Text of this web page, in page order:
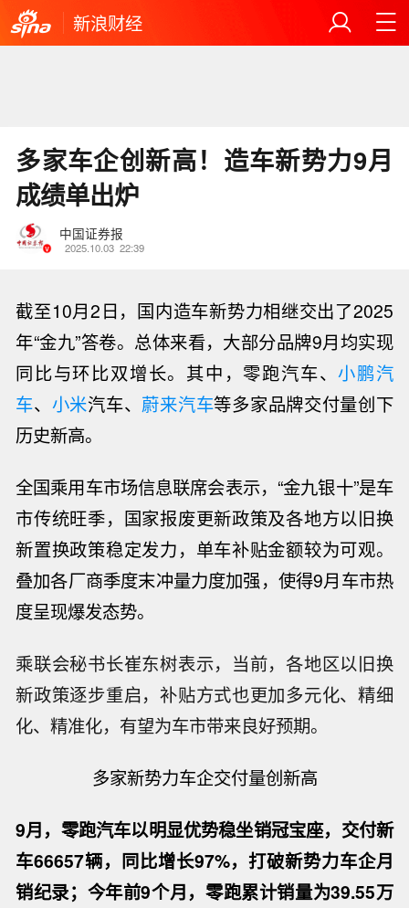
新浪财经
多家车企创新高！造车新势力9月
成绩单出炉
中国证券报
2025.10.03 22:39
截至10月2日，国内造车新势力相继交出了2025
年“金九”答卷。总体来看，大部分品牌9月均实现
同比与环比双增长。其中，零跑汽车、小鹏汽
车、 小米汽车、 蔚来汽车等多家品牌交付量创下
历史新高。
全国乘用车市场信息联席会表示，“金九银十”是车
市传统旺季，国家报废更新政策及各地方以旧换
新置换政策稳定发力，单车补贴金额较为可观。
叠加各厂商季度末冲量力度加强，使得9月车市热
度呈现爆发态势。
乘联会秘书长崔东树表示，当前，各地区以旧换
新政策逐步重启，补贴方式也更加多元化、精细
化、精准化，有望为车市带来良好预期。
多家新势力车企交付量创新高
9月，零跑汽车以明显优势稳坐销冠宝座，交付新
车66657辆，同比增长97%，打破新势力车企月
销纪录；今年前9个月，零跑累计销量为39.55万